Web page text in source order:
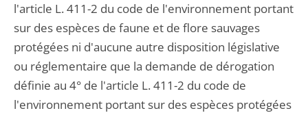
l'article L. 411-2 du code de l'environnement portant
sur des espèces de faune et de flore sauvages
protégées ni d'aucune autre disposition législative
ou réglementaire que la demande de dérogation
définie au 4° de l'article L. 411-2 du code de
l'environnement portant sur des espèces protégées